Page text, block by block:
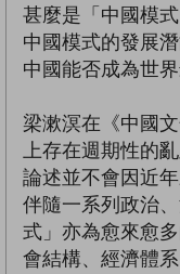
甚麼是「中國模式
中國模式的發展
中國能否成為世
梁漱溟在《中國
上存在週期性的
論述並不會因近
伴隨一系列政治
式」亦為愈來愈
會結構、經濟體